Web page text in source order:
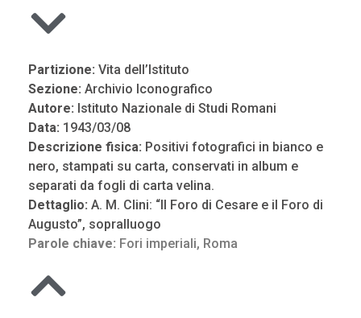
Partizione: Vita dell’Istituto
Sezione: Archivio Iconografico
Autore: Istituto Nazionale di Studi Romani
Data: 1943/03/08
Descrizione fisica: Positivi fotografici in bianco e
nero, stampati su carta, conservati in album e
separati da fogli di carta velina.
Dettaglio: A. M. Clini: “Il Foro di Cesare e il Foro di
Augusto”, sopralluogo
Parole chiave: Fori imperiali, Roma